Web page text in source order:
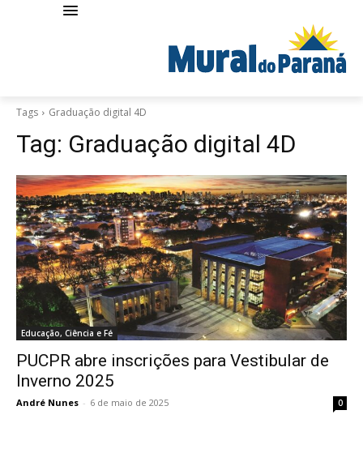
Tags Graduação digital 4D
Tag: Graduação digital 4D
Educação, Ciência e Fé
PUCPR abre inscrições para Vestibular de
Inverno 2025
André Nunes - 6 de maio de 2025 0